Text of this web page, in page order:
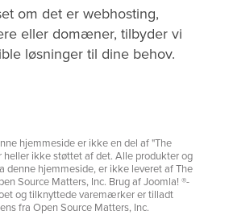
om det er webhosting,
eller domæner, tilbyder vi
løsninger til dine behov.
hjemmeside er ikke en del af "The
heller ikke støttet af det. Alle produkter og
denne hjemmeside, er ikke leveret af The
Source Matters, Inc. Brug af Joomla! ®-
og tilknyttede varemærker er tilladt
fra Open Source Matters, Inc.